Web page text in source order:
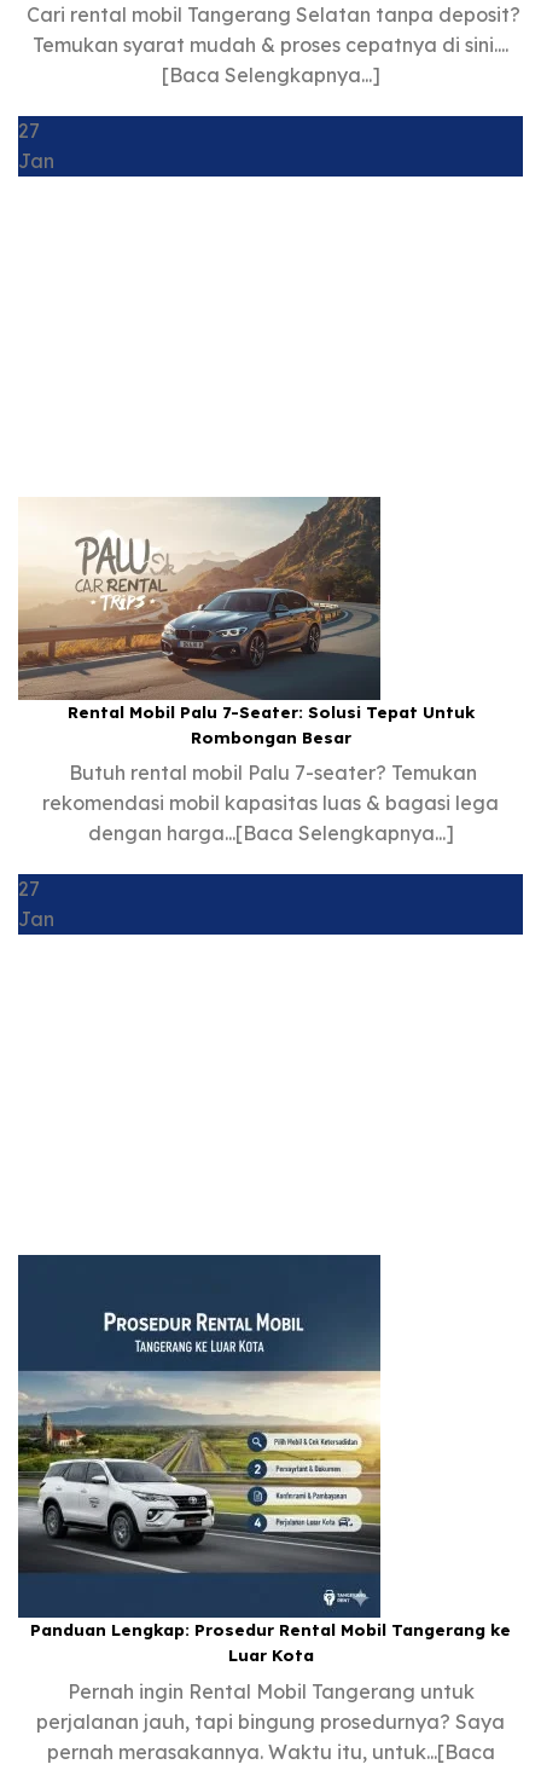
Cari rental mobil Tangerang Selatan tanpa deposit?
Temukan syarat mudah & proses cepatnya di sini....
[Baca Selengkapnya...]
27
Jan
Rental Mobil Palu 7-Seater: Solusi Tepat Untuk
Rombongan Besar
Butuh rental mobil Palu 7-seater? Temukan
rekomendasi mobil kapasitas luas & bagasi lega
dengan harga...[Baca Selengkapnya...]
27
Jan
Panduan Lengkap: Prosedur Rental Mobil Tangerang ke
Luar Kota
Pernah ingin Rental Mobil Tangerang untuk
perjalanan jauh, tapi bingung prosedurnya? Saya
pernah merasakannya. Waktu itu, untuk...[Baca